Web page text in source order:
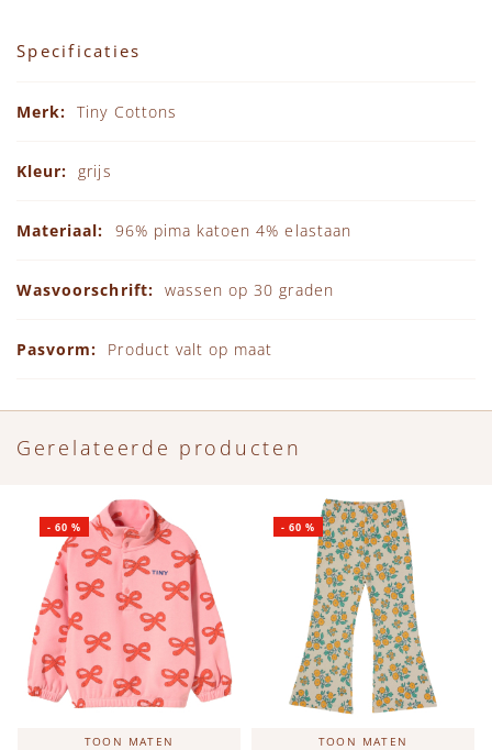
Specificaties
Tiny Cottons
grijs
96% pima katoen 4% elastaan
wassen op 30 graden
Product valt op maat
Gerelateerde producten
TOON MATEN
-60 %
TOON MATEN
-60 %